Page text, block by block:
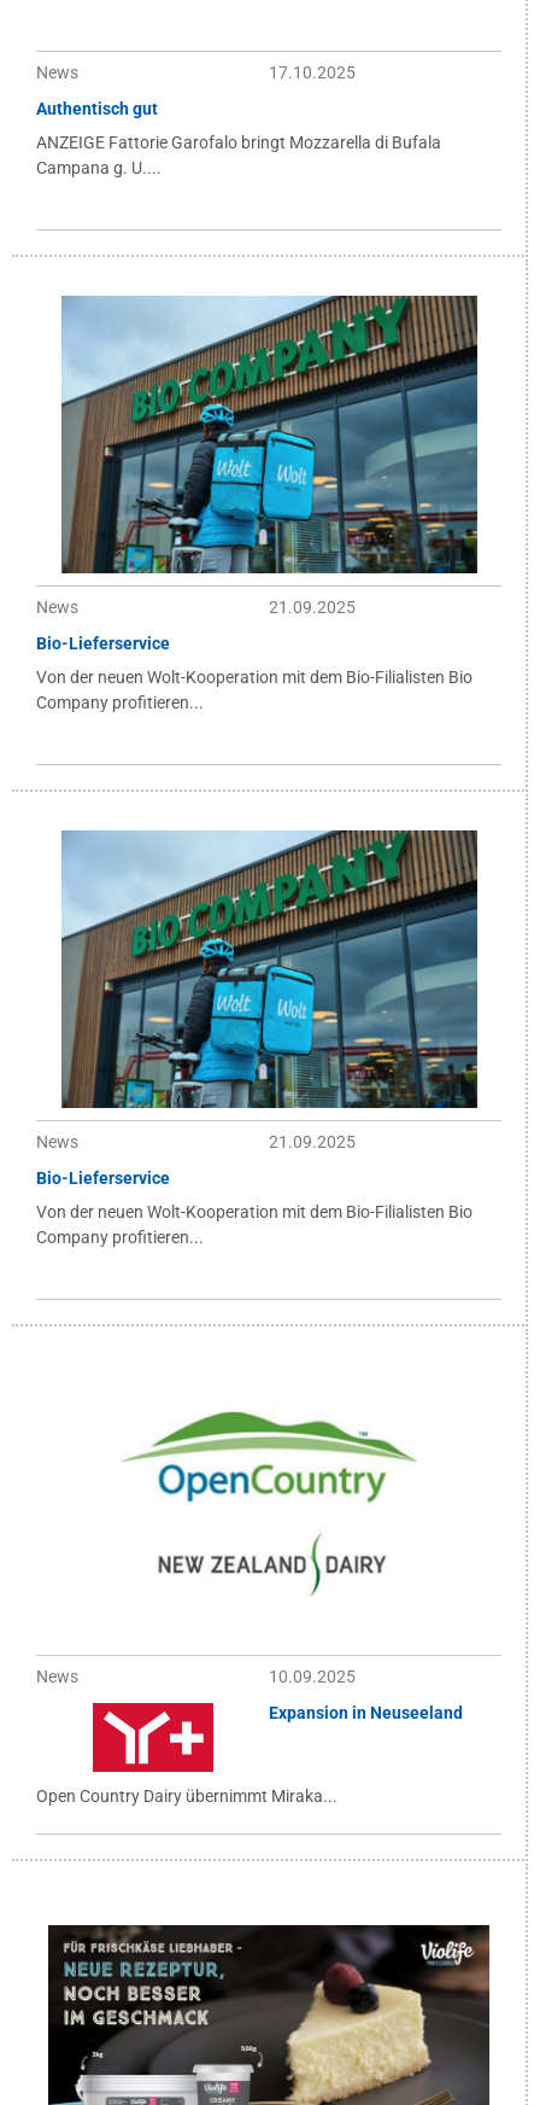
News
17.10.2025
Authentisch gut
ANZEIGE Fattorie Garofalo bringt Mozzarella di Bufala
Campana g. U....
News
21.09.2025
Bio-Lieferservice
Von der neuen Wolt-Kooperation mit dem Bio-Filialisten Bio
Company profitieren...
News
21.09.2025
Bio-Lieferservice
Von der neuen Wolt-Kooperation mit dem Bio-Filialisten Bio
Company profitieren...
News
10.09.2025
Expansion in Neuseeland
Open Country Dairy übernimmt Miraka...